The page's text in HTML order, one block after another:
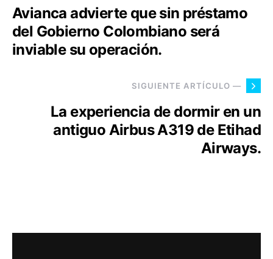
Avianca advierte que sin préstamo
del Gobierno Colombiano será
inviable su operación.
SIGUIENTE ARTÍCULO —
La experiencia de dormir en un
antiguo Airbus A319 de Etihad
Airways.